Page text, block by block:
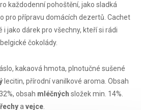
každodenní pohoštění, jako sladká
pro přípravu domácích dezertů. Cachet
jako dárek pro všechny, kteří si rádi
čokolády.
kakaová hmota, plnotučné sušené
lecitin, přírodní vanilkové aroma. Obsah
obsah mléčných složek min. 14%.
a vejce